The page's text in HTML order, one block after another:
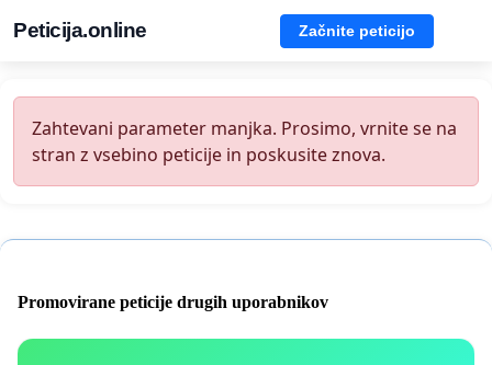
Peticija.online Začnite peticijo
Zahtevani parameter manjka. Prosimo, vrnite se na
stran z vsebino peticije in poskusite znova.
Promovirane peticije drugih uporabnikov